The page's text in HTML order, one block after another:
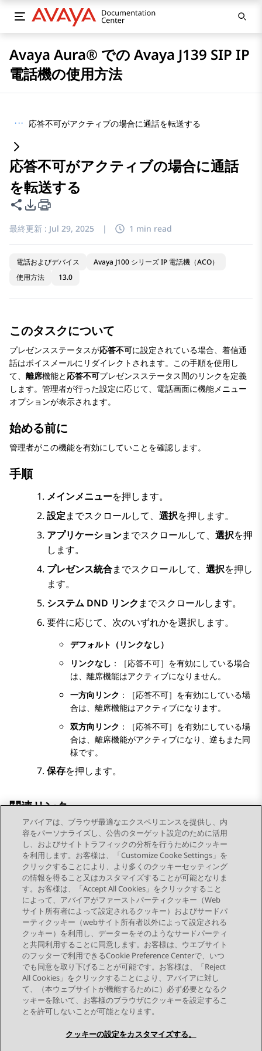
Avaya Aura® での Avaya J139 SIP IP
電話機の使用方法
··· 応答不可がアクティブの場合に通話を転送する
応答不可がアクティブの場合に通話
を転送する
このページを共有
PDFエクスポートオプション
最終更新 : Jul 29, 2025 | 1 min read
電話およびデバイス
Avaya J100 シリーズ IP 電話機（ACO）
使用方法
13.0
このタスクについて
プレゼンスステータスが応答不可に設定されている場合、着信通
話はボイスメールにリダイレクトされます。この手順を使用し
て、 離席機能と 応答不可プレゼンスステータス間のリンクを定義
します。管理者が行った設定に応じて、電話画面に機能メニュー
オプションが表示されます。
始める前に
管理者がこの機能を有効にしていことを確認します。
手順
メインメニューを押します。
設定までスクロールして、 選択を押します。
アプリケーションまでスクロールして、 選択を押
します。
プレゼンス統合までスクロールして、 選択を押し
ます。
システム DND リンク までスクロールします。
要件に応じて、次のいずれかを選択します。
デフォルト（リンクなし）
リンクなし ：［応答不可］を有効にしている場合
は、離席機能はアクティブになりません。
一方向リンク ：［応答不可］を有効にしている場
合は、離席機能はアクティブになります。
双方向リンク ：［応答不可］を有効にしている場
合は、離席機能がアクティブになり、逆もまた同
様です。
保存を押します。
関連リンク
応答不可を有効/無効にする
Send Feedback
トピックナビゲーション
前のトピック 次のトピック
つながりを保つ
アバイアは、ブラウザ最適なエクスペリエンスを提供し、内
容をパーソナライズし、公告のターゲット設定のために活用
し、およびサイトトラフィックの分析を行うためにクッキー
を利用します。お客様は、「Customize Cooke Settings」を
クリックすることにより、より多くのクッキーセッティング
の情報を得ること又はカスタマイズすることが可能となりま
す。お客様は、「Accept All Cookies」をクリックすること
によって、アバイアがファーストパーティクッキー（Web
サイト所有者によって設定されるクッキー）およびサードパ
ーティクッキー（webサイト所有者以外によって設定される
クッキー）を利用し、データーをそのようなサードパーティ
と共同利用することに同意します。お客様は、ウエブサイト
のフッターで利用できるCookie Preference Centerで、いつ
でも同意を取り下げることが可能です。お客様は、「Reject
All Cookies」をクリックすることにより、アバイアに対し
て、（本ウェブサイトが機能するために）必ず必要となるク
ッキーを除いて、お客様のブラウザにクッキーを設定するこ
とを許可しないことが可能となります。
クッキーの設定をカスタマイズする。